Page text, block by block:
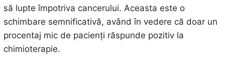
să lupte împotriva cancerului. Aceasta este o
schimbare semnificativă, având în vedere că doar un
procentaj mic de pacienți răspunde pozitiv la
chimioterapie.